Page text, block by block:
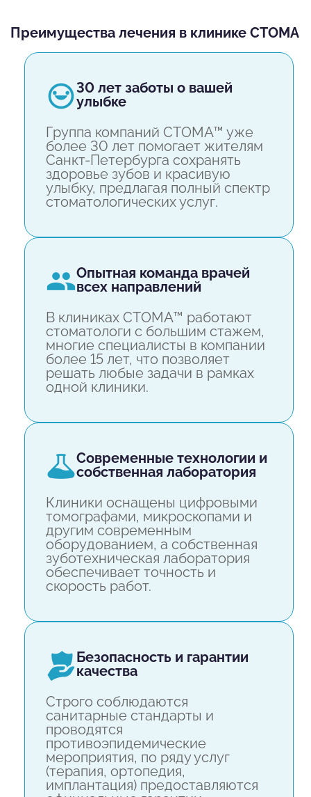
Преимущества лечения в клинике СТОМА
30 лет заботы о вашей
улыбке
Группа компаний СТОМА™ уже
более 30 лет помогает жителям
Санкт-Петербурга сохранять
здоровье зубов и красивую
улыбку, предлагая полный спектр
стоматологических услуг.
опытная команда врачей
всех направлений
В клиниках СТОМА™ работают
стоматологи с большим стажем,
многие специалисты в компании
более 15 лет, что позволяет
решать любые задачи в рамках
одной клиники.
современные технологии и
собственная лаборатория
Клиники оснащены цифровыми
томографами, микроскопами и
другим современным
оборудованием, а собственная
зуботехническая лаборатория
обеспечивает точность и
скорость работ.
безопасность и гарантии
качества
Строго соблюдаются
санитарные стандарты и
проводятся
противоэпидемические
мероприятия, по ряду услуг
(терапия, ортопедия,
имплантация) предоставляются